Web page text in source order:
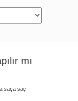
mı
saça saç